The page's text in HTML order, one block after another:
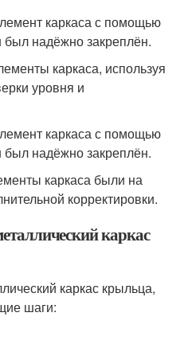
каркаса с помощью
надёжно закреплён.
каркаса, используя
уровня и
каркаса с помощью
надёжно закреплён.
каркаса были на
корректировки.
каркас
каркас крыльца,
шаги: